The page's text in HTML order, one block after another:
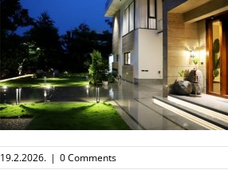
19.2.2026. | 0 Comments